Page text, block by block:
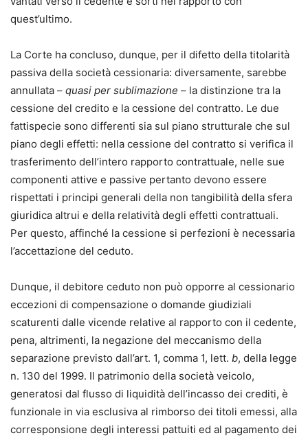
quest’ultimo.
La Corte ha concluso, dunque, per il difetto della titolarità
passiva della società cessionaria: diversamente, sarebbe
annullata – quasi per sublimazione – la distinzione tra la
cessione del credito e la cessione del contratto. Le due
fattispecie sono differenti sia sul piano strutturale che sul
piano degli effetti: nella cessione del contratto si verifica il
trasferimento dell’intero rapporto contrattuale, nelle sue
componenti attive e passive pertanto devono essere
rispettati i principi generali della non tangibilità della sfera
giuridica altrui e della relatività degli effetti contrattuali.
Per questo, affinché la cessione si perfezioni è necessaria
l’accettazione del ceduto.
Dunque, il debitore ceduto non può opporre al cessionario
eccezioni di compensazione o domande giudiziali
scaturenti dalle vicende relative al rapporto con il cedente,
pena, altrimenti, la negazione del meccanismo della
separazione previsto dall’art. 1, comma 1, lett. b, della legge
n. 130 del 1999. Il patrimonio della società veicolo,
generatosi dal flusso di liquidità dell’incasso dei crediti, è
funzionale in via esclusiva al rimborso dei titoli emessi, alla
corresponsione degli interessi pattuiti ed al pagamento dei